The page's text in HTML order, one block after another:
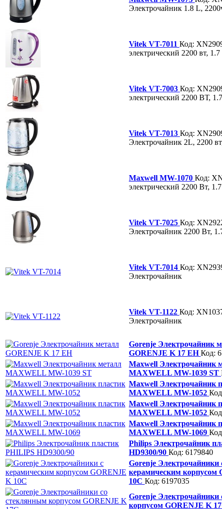
Электрочайник 1.8 L,
Vitek VT-7011 Код:
электрический 2200 вт,
Vitek VT-7003 Код:
электрический 2200 ВТ,
Vitek VT-7013 Код:
Электрочайник 2L, 2200
Maxwell MW-1070 Код:
электрический 2200 Вт,
Vitek VT-7025 Код:
Электрочайник 2200 Вт,
Vitek VT-7014 Код:
Электрочайник
Vitek VT-1122 Код:
Электрочайник
Gorenje Электрочайник
GORENJE K 17 EHКод:
Maxwell Электрочайник
MAXWELL MW-1039 ST
Maxwell Электрочайник
MAXWELL MW-1052
Maxwell Электрочайник
MAXWELL MW-1052
Maxwell Электрочайник
MAXWELL MW-1069
Philips Электрочайник
HD9300/90 Код: 6179840
Gorenje Электрочайники
керамическим корпусом
10C Код: 6197035
Gorenje Электрочайники
корпусом GORENJE K